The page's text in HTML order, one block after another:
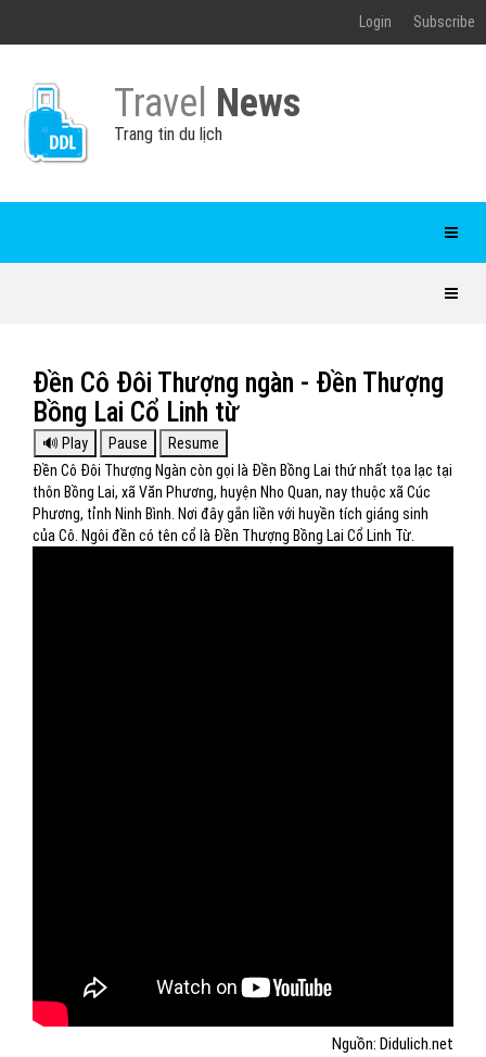
Login Subscribe
Travel News
Trang tin du lịch
Đền Cô Đôi Thượng ngàn - Đền Thượng
Bồng Lai Cổ Linh từ
Đền Cô Đôi Thượng Ngàn còn gọi là Đền Bồng Lai thứ nhất tọa lạc tại
thôn Bồng Lai, xã Văn Phương, huyện Nho Quan, nay thuộc xã Cúc
Phương, tỉnh Ninh Bình. Nơi đây gắn liền với huyền tích giáng sinh
của Cô. Ngôi đền có tên cổ là Đền Thượng Bồng Lai Cổ Linh Từ.
Nguồn: Didulich.net